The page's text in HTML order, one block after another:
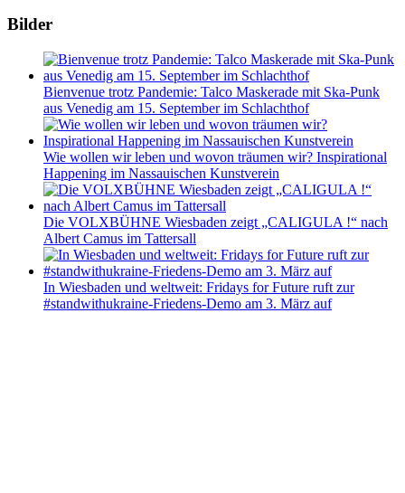
Bilder
Bienvenue trotz Pandemie: Talco Maskerade mit Ska-Punk
aus Venedig am 15. September im Schlachthof
Wie wollen wir leben und wovon träumen wir? Inspirational
Happening im Nassauischen Kunstverein
Die VOLXBÜHNE Wiesbaden zeigt „CALIGULA !“ nach
Albert Camus im Tattersall
In Wiesbaden und weltweit: Fridays for Future ruft zur
#standwithukraine-Friedens-Demo am 3. März auf